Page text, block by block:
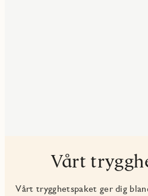
Vårt
Vårt trygghetspaket ger dig